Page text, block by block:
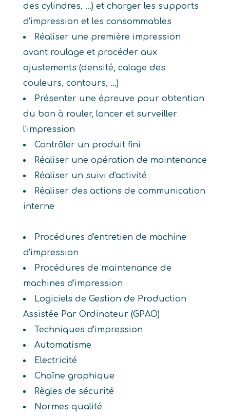
des cylindres, ...) et charger les supports
d'impression et les consommables
Réaliser une première impression
avant roulage et procéder aux
ajustements (densité, calage des
couleurs, contours, ...)
Présenter une épreuve pour obtention
du bon à rouler, lancer et surveiller
l'impression
Contrôler un produit fini
Réaliser une opération de maintenance
Réaliser un suivi d'activité
Réaliser des actions de communication
interne
Procédures d'entretien de machine
d'impression
Procédures de maintenance de
machines d'impression
Logiciels de Gestion de Production
Assistée Par Ordinateur (GPAO)
Techniques d'impression
Automatisme
Electricité
Chaîne graphique
Règles de sécurité
Normes qualité